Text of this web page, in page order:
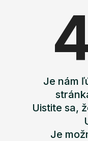
Je nám
Uistite sa,
Je